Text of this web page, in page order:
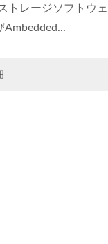
トレージソフトウェ
Ambedded...